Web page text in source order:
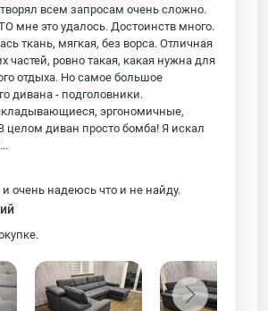
всем запросам очень сложно.
мне это удалось. Достоинств много.
ткань, мягкая, без ворса. Отличная
частей, ровно такая, какая нужна для
отдыха. Но самое большое
дивана - подголовники.
эргономичные,
целом диван просто бомба! Я искал
очень надеюсь что и не найду.